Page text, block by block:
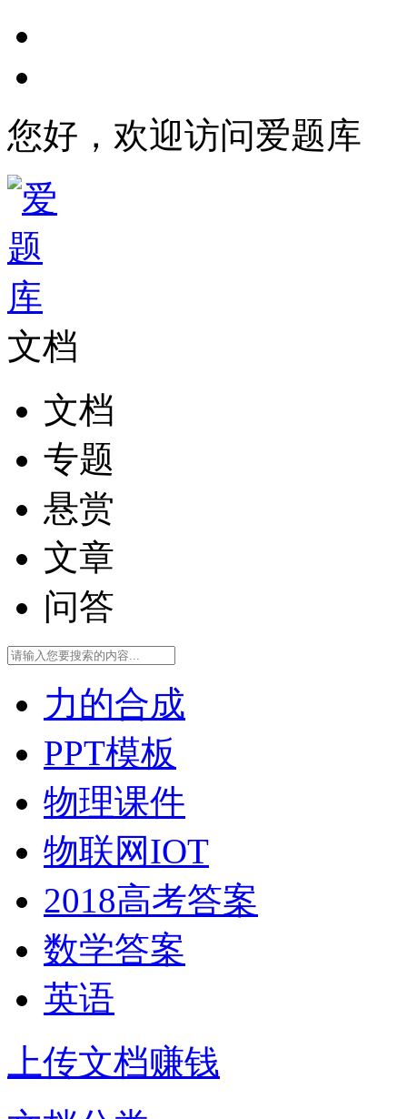
您好，欢迎访问爱题库
文档
文档
专题
悬赏
文章
问答
力的合成
PPT模板
物理课件
物联网IOT
2018高考答案
数学答案
英语
上传文档赚钱